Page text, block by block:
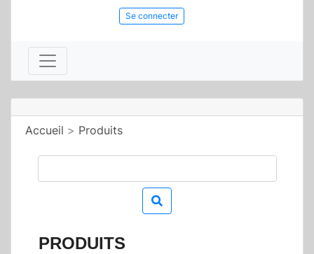
Se connecter
Accueil > Produits
PRODUITS